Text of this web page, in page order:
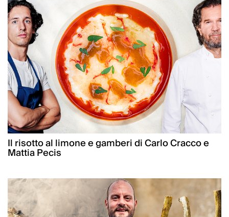
Il risotto al limone e gamberi di Carlo Cracco e
Mattia Pecis